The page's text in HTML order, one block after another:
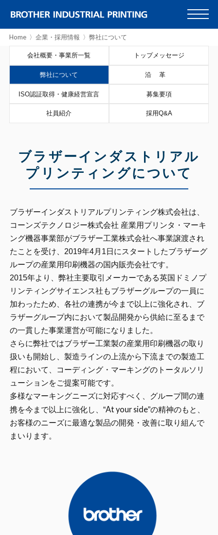
Home 企業・採用情報 弊社について
会社概要・事業所一覧 トップメッセージ
弊社について 沿革
ISO認証取得・健康経営宣言 募集要項
社員紹介 採用Q&A
ブラザーインダストリアル
プリンティングについて
ブラザーインダストリアルプリンティング株式会社は、
コーンズテクノロジー株式会社 産業用プリンタ・マーキ
ング機器事業部がブラザー工業株式会社へ事業譲渡され
たことを受け、2019年4月1日にスタートしたブラザーグ
ループの産業用印刷機器の国内販売会社です。
2015年より、弊社主要取引メーカーである英国ドミノプ
リンティングサイエンス社もブラザーグループの一員に
加わったため、各社の連携が今まで以上に強化され、ブ
ラザーグループ内において製品開発から供給に至るまで
の一貫した事業運営が可能になりました。
さらに弊社ではブラザー工業製の産業用印刷機器の取り
扱いも開始し、製造ラインの上流から下流までの製造工
程において、コーディング・マーキングのトータルソリ
ューションをご提案可能です。
多様なマーキングニーズに対応すべく、グループ間の連
携を今まで以上に強化し、“At your side”の精神のもと、
お客様のニーズに最適な製品の開発・改善に取り組んで
まいります。